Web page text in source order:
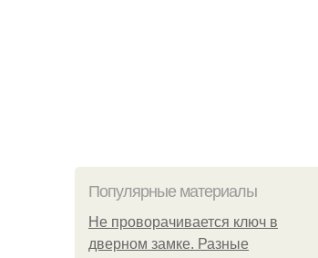
Популярные материалы
Не проворачивается ключ в
дверном замке. Разные